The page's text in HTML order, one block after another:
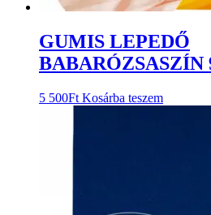
GUMIS LEPEDŐ
BABARÓZSASZÍN
5 500Ft Kosárba teszem